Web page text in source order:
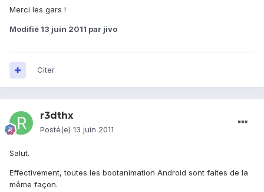
Merci les gars !
Modifié 13 juin 2011 par jivo
Citer
r3dthx
Posté(e) 13 juin 2011
Salut.
Effectivement, toutes les bootanimation Android sont faites de la
même façon.